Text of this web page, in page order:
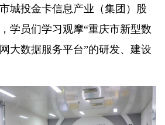
城投金卡信息产业（集团）股
学员们学习观摩“重庆市新型数
大数据服务平台”的研发、建设